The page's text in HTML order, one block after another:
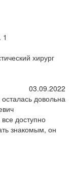
хирург
03.09.2022
довольна
доступно
знакомым, он